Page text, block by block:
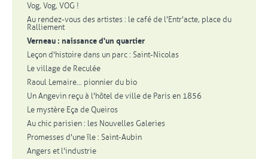
Vog, Vog, VOG !
Au rendez-vous des artistes : le café de l'Entr'acte, place du
Ralliement
Verneau : naissance d'un quartier
Leçon d'histoire dans un parc : Saint-Nicolas
Le village de Reculée
Raoul Lemaire... pionnier du bio
Un Angevin reçu à l'hôtel de ville de Paris en 1856
Le mystère Eça de Queiros
Au chic parisien : les Nouvelles Galeries
Promesses d'une île : Saint-Aubin
Angers et l'industrie